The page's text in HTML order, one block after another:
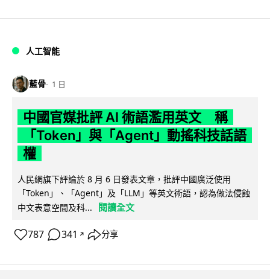
人工智能
藍骨 1 日
中國官媒批評 AI 術語濫用英文 稱
「Token」與「Agent」動搖科技話語
權
人民網旗下評論於 8 月 6 日發表文章，批評中國廣泛使用
「Token」、「Agent」及「LLM」等英文術語，認為做法侵蝕
中文表意空間及科...
閱讀全文
787 341 ↗ 分享